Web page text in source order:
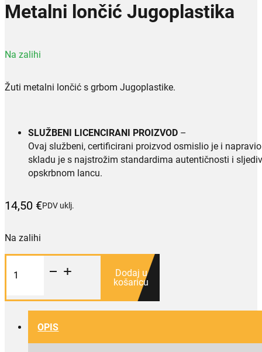
Metalni lončić Jugoplastika
Na zalihi
Žuti metalni lončić s grbom Jugoplastike.
SLUŽBENI LICENCIRANI PROIZVOD –
Ovaj službeni, certificirani proizvod osmislio je i
skladu je s najstrožim standardima autentičnosti i
opskrbnom lancu.
14,50 €PDV uklj.
Na zalihi
lončić
Jugoplastika
Dodaj u
košaricu
OPIS